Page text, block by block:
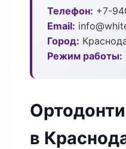
Телефон: +7-
Email:
Город:
Режим работы:
в